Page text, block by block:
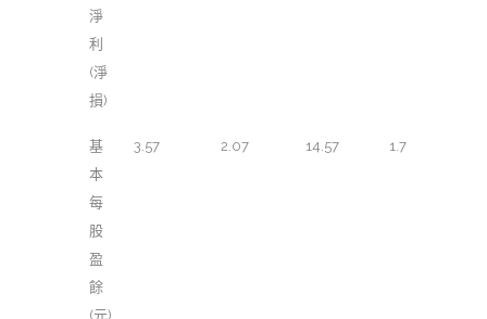
淨
利
(淨
損)
基
本
每
股
盈
餘
(元)
3.57 2.07 14.57 1.7